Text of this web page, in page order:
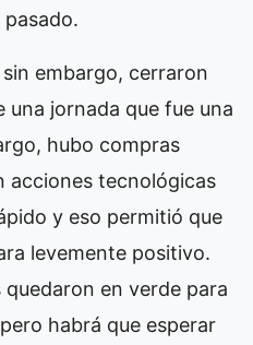
embargo, cerraron
una jornada que fue una
hubo compras
acciones tecnológicas
y eso permitió que
levemente positivo.
en verde para
habrá que esperar